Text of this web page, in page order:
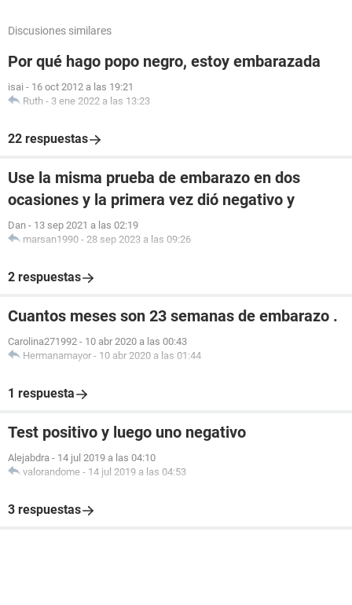
Discusiones similares
Por qué hago popo negro, estoy embarazada
isai - 16 oct 2012 a las 19:21
Ruth - 3 ene 2022 a las 13:23
22 respuestas
Use la misma prueba de embarazo en dos
ocasiones y la primera vez dió negativo y
Dan - 13 sep 2021 a las 02:19
marsan1990 - 28 sep 2023 a las 09:26
2 respuestas
Cuantos meses son 23 semanas de embarazo .
Carolina271992 - 10 abr 2020 a las 00:43
Hermanamayor - 10 abr 2020 a las 01:44
1 respuesta
Test positivo y luego uno negativo
Alejabdra - 14 jul 2019 a las 04:10
valorandome - 14 jul 2019 a las 04:53
3 respuestas